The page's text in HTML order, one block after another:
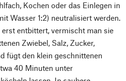
Kochen oder das Einlegen in
Wasser 1:2) neutralisiert werden.
entbittert, vermischt man sie
Zwiebel, Salz, Zucker,
fügt den klein geschnittenen
40 Minuten unter